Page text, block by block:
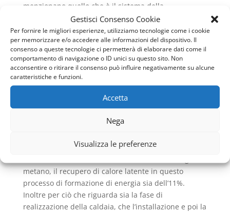
Gestisci Consenso Cookie
Per fornire le migliori esperienze, utilizziamo tecnologie come i cookie
per memorizzare e/o accedere alle informazioni del dispositivo. Il
consenso a queste tecnologie ci permetterà di elaborare dati come il
comportamento di navigazione o ID unici su questo sito. Non
acconsentire o ritirare il consenso può influire negativamente su alcune
caratteristiche e funzioni.
Accetta
Nega
Visualizza le preferenze
menzionano quello che è il sistema della
condensazione: Questo funziona in tal modo: c’è
sempre la combustione che genera calore che passa
attraverso lo scambiatore: ma qui nel trasformare il
tutto in energia avviene anche un processo di
raffreddamento in cui i fumi di scarico non
raggiungono quella temperatura alta che porta alla
formazione del vapore acqueo, piuttosto si condensa
e si crea dell’energia termica che viene anche essa
il nome di calore latente. In tal modo risulta che le
maggiore rispetto a quelle tradizionali, che risulta
metano, il recupero di calore latente in questo
processo di formazione di energia sia dell’11%.
Inoltre per ciò che riguarda sia la fase di
realizzazione della caldaia, che l’installazione e poi la